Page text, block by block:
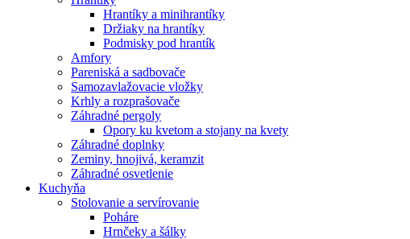
Hrantíky a minihrantíky
Držiaky na hrantíky
Podmisky pod hrantík
Amfory
Pareniská a sadbovače
Samozavlažovacie vložky
Krhly a rozprašovače
Záhradné pergoly
Opory ku kvetom a stojany na kvety
Záhradné doplnky
Zeminy, hnojivá, keramzit
Záhradné osvetlenie
Kuchyňa
Stolovanie a servírovanie
Poháre
Hrnčeky a šálky